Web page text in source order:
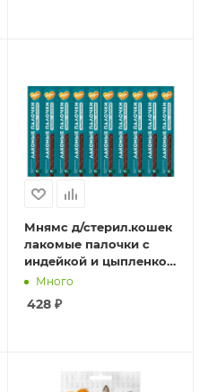
Мнямс д/стерил.кошек
лакомые палочки с
индейкой и цыпленком
10шт*5 гр
Много
428₽